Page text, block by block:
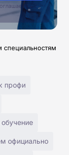
с
профи
официально